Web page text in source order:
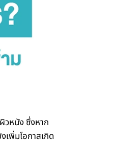
วหนัง ซึ่งหาก
เพิ่มโอกาสเกิด